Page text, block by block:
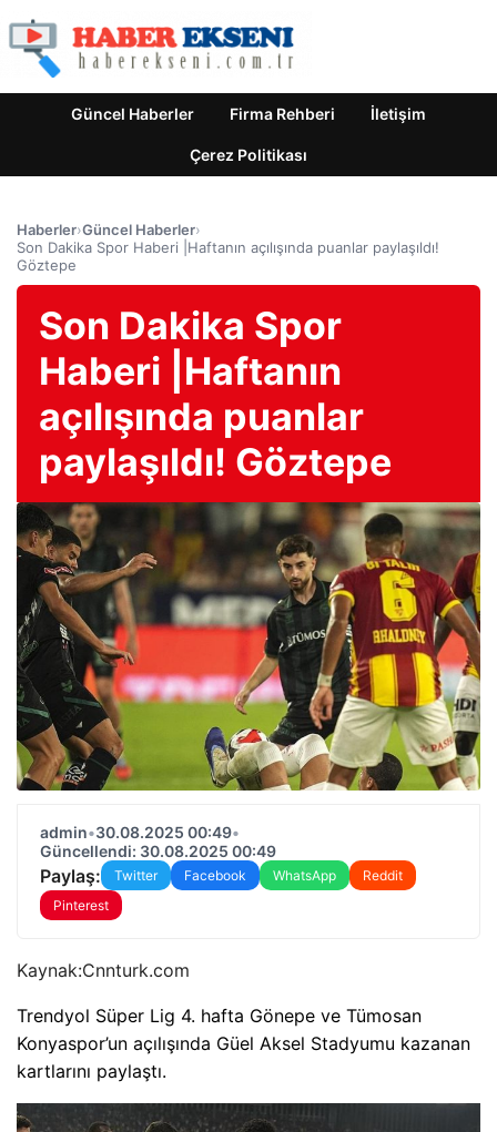
Güncel Haberler Firma Rehberi İletişim
Çerez Politikası
Haberler›Güncel Haberler›
Son Dakika Spor Haberi |Haftanın açılışında puanlar paylaşıldı!
Göztepe
Son Dakika Spor
Haberi |Haftanın
açılışında puanlar
paylaşıldı! Göztepe
admin•30.08.2025 00:49•
Güncellendi: 30.08.2025 00:49
Paylaş: Twitter Facebook WhatsApp
Reddit
Pinterest
Kaynak:Cnnturk.com
Trendyol Süper Lig 4. hafta Gönepe ve Tümosan
Konyaspor’un açılışında Güel Aksel Stadyumu kazanan
kartlarını paylaştı.